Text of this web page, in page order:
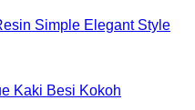
Simple Elegant Style